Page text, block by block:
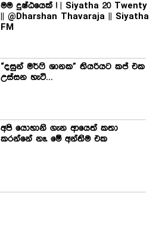
මම දුෂ්ඨයෙක් ! | Siyatha 20 Twenty
|| @Dharshan Thavaraja || Siyatha
FM
“දසුන් මර්ෆි ශානක” තියරියට කප් එක
උස්සන හැටි…
අපි යොහානි ගැන ආයෙත් කතා
කරන්නේ නෑ. මේ අන්තිම එක